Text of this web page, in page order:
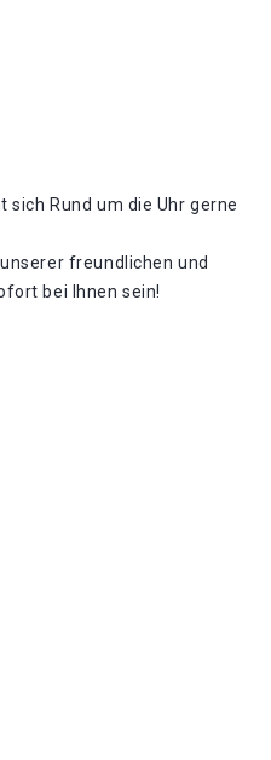
Rund um die Uhr gerne
freundlichen und
bei Ihnen sein!